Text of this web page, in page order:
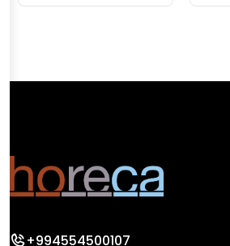
+994554500107